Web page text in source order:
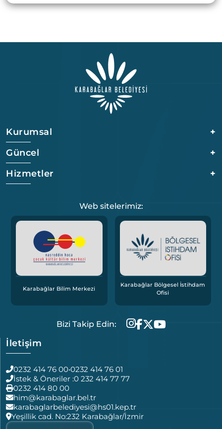
Kurumsal
+
Güncel
+
Hizmetler
+
Web sitelerimiz:
Karabağlar Bilim Merkezi
Karabağlar Bölgesel İstihdam
Ofisi
Bizi Takip Edin:
İletişim
0232 414 76 00•0232 414 76 01
İstek & Öneriler :0 232 414 77 77
0232 414 80 00
him@karabaglar.bel.tr
karabaglarbelediyesi@hs01.kep.tr
Yeşillik cad. No:232 Karabağlar/İzmir